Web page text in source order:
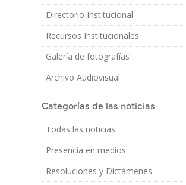
Directorio Institucional
Recursos Institucionales
Galería de fotografías
Archivo Audiovisual
Categorías de las noticias
Todas las noticias
Presencia en medios
Resoluciones y Dictámenes